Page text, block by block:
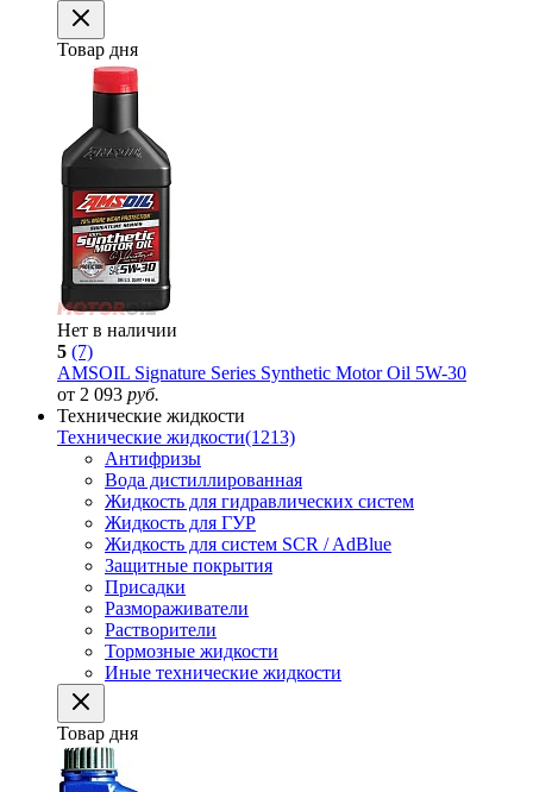
Товар дня
Нет в наличии
5 (7)
AMSOIL Signature Series Synthetic Motor Oil 5W-30
от 2 093 руб.
Технические жидкости
Технические жидкости(1213)
Антифризы
Вода дистиллированная
Жидкость для гидравлических систем
Жидкость для ГУР
Жидкость для систем SCR / AdBlue
Защитные покрытия
Присадки
Размораживатели
Растворители
Тормозные жидкости
Иные технические жидкости
Товар дня